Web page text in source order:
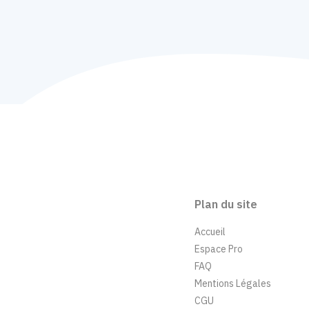
Plan du site
Accueil
Espace Pro
FAQ
Mentions Légales
CGU